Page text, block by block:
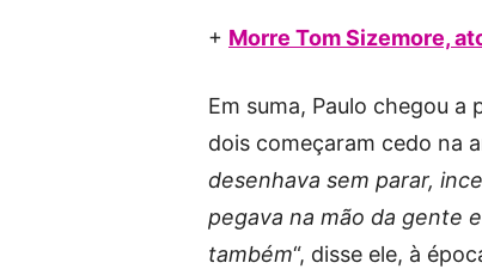
+ Morre Tom Sizemore,
Em suma, Paulo chegou a
dois começaram cedo na
desenhava sem parar,
pegava na mão da gente
também“, disse ele, à